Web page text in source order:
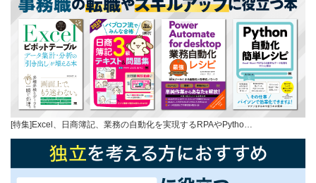
[特集]Excel、日商簿記、業務の自動化を実現するRPAやPytho…